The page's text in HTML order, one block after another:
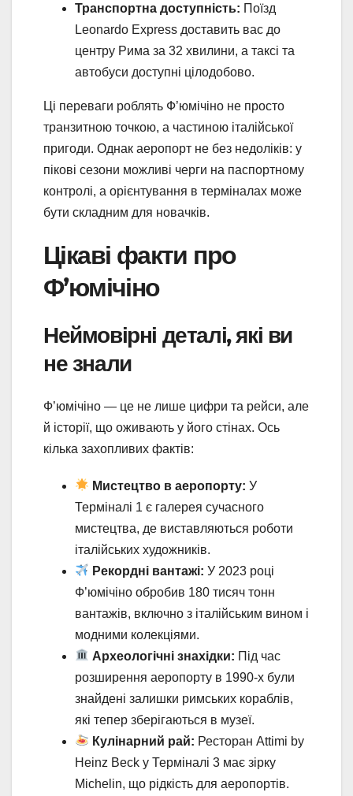
Транспортна доступність: Поїзд
Leonardo Express доставить вас до
центру Рима за 32 хвилини, а таксі та
автобуси доступні цілодобово.
Ці переваги роблять Ф’юмічіно не просто
транзитною точкою, а частиною італійської
пригоди. Однак аеропорт не без недоліків: у
пікові сезони можливі черги на паспортному
контролі, а орієнтування в терміналах може
бути складним для новачків.
Цікаві факти про
Ф’юмічіно
Неймовірні деталі, які ви
не знали
Ф’юмічіно — це не лише цифри та рейси, але
й історії, що оживають у його стінах. Ось
кілька захопливих фактів:
Мистецтво в аеропорту: У
Терміналі 1 є галерея сучасного
мистецтва, де виставляються роботи
італійських художників.
Рекордні вантажі: У 2023 році
Ф’юмічіно обробив 180 тисяч тонн
вантажів, включно з італійським вином і
модними колекціями.
Археологічні знахідки: Під час
розширення аеропорту в 1990-х були
знайдені залишки римських кораблів,
які тепер зберігаються в музеї.
Кулінарний рай: Ресторан Attimi by
Heinz Beck у Терміналі 3 має зірку
Michelin, що рідкість для аеропортів.